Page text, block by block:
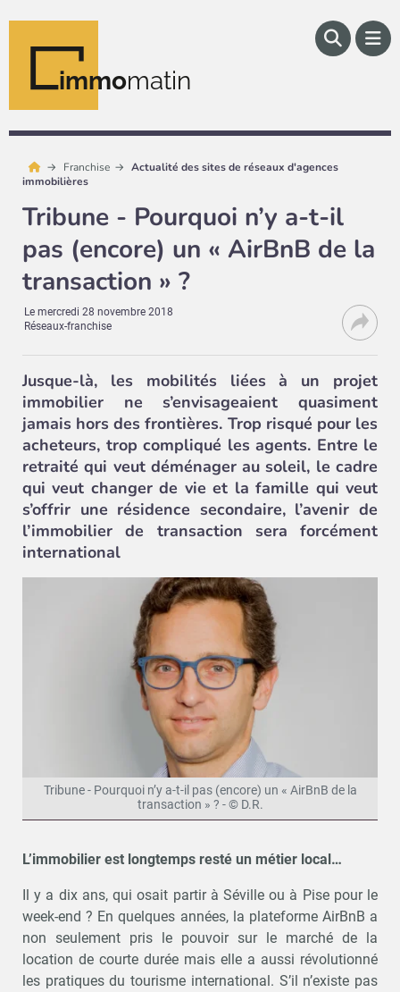
immomatin
Franchise
Actualité des sites de réseaux d'agences
immobilières
Tribune - Pourquoi n’y a-t-il
pas (encore) un « AirBnB de la
transaction » ?
Lemercredi 28 novembre 2018
Réseaux-franchise
Jusque-là, les mobilités liées à un projet
immobilier ne s’envisageaient quasiment
jamais hors des frontières. Trop risqué pour les
acheteurs, trop compliqué les agents. Entre le
retraité qui veut déménager au soleil, le cadre
qui veut changer de vie et la famille qui veut
s’offrir une résidence secondaire, l’avenir de
l’immobilier de transaction sera forcément
international
Tribune - Pourquoi n’y a-t-il pas (encore) un « AirBnB de la
transaction » ? - © D.R.
L’immobilier est longtemps resté un métier local…
Il y a dix ans, qui osait partir à Séville ou à Pise pour le
week-end ? En quelques années, la plateforme AirBnB a
non seulement pris le pouvoir sur le marché de la
location de courte durée mais elle a aussi révolutionné
les pratiques du tourisme international. S’il n’existe pas